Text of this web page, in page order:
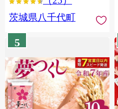
茨城県八千代町
5